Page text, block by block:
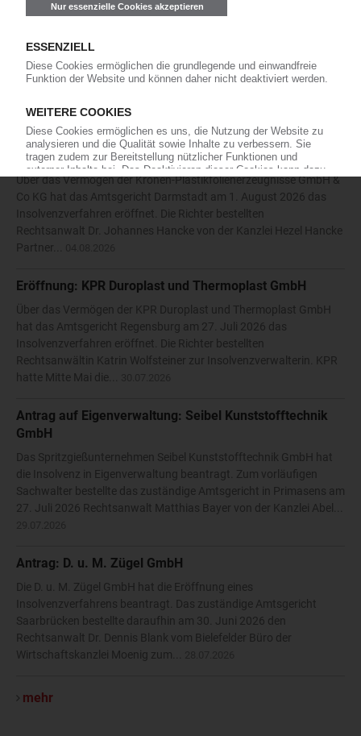
Antrag: Karl Hess GmbH & Co KG
Insolvenzverfahrens beantragt. Das Amtsgericht Siegen bestellte
daraufhin am 27. Juli 2026 den Rechtsanwalt Nikolaos
Antoniadis vom Solinger Büro der Kanzlei Anure zum
Eröffnung: Kronen-Plastikfolienerzeugnisse GmbH & Co
KG
Über das Vermögen der Kronen-Plastikfolienerzeugnisse GmbH &
Co KG hat das Amtsgericht Darmstadt am 1. August 2026 das
Insolvenzverfahren eröffnet. Die Richter bestellten
Rechtsanwalt Dr. Johannes Hancke von der Kanzlei Hezel Hancke
Partner...
Eröffnung: KPR Duroplast und Thermoplast GmbH
Über das Vermögen der KPR Duroplast und Thermoplast GmbH
hat das Amtsgericht Regensburg am 27. Juli 2026 das
Insolvenzverfahren eröffnet. Die Richter bestellten
Rechtsanwältin Katrin Wolfsteiner zur Insolvenzverwalterin. KPR
hatte Mitte Mai die...
Antrag auf Eigenverwaltung: Seibel Kunststofftechnik
GmbH
Das Spritzgießunternehmen Seibel Kunststofftechnik GmbH hat
die Insolvenz in Eigenverwaltung beantragt. Zum vorläufigen
Sachwalter bestellte das zuständige Amtsgericht in Primasens am
27. Juli 2026 Rechtsanwalt Matthias Bayer von der Kanzlei Abel...
Antrag: D. u. M. Zügel GmbH
Die D. u. M. Zügel GmbH hat die Eröffnung eines
Insolvenzverfahrens beantragt. Das zuständige Amtsgericht
Saarbrücken bestellte daraufhin am 30. Juni 2026 den
Rechtsanwalt Dr. Dennis Blank vom Bielefelder Büro der
Wirtschaftskanzlei Moenig zum...
mehr